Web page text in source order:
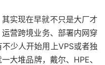
实现在早就不只是大厂才
营跨境业务、部署内网穿
少人开始用上VPS或者独
大堆品牌，戴尔、HPE、